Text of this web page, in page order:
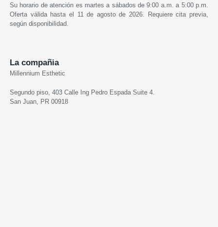
Su horario de atención es martes a sábados de 9:00 a.m. a 5:00 p.m.
Oferta válida hasta el 11 de agosto de 2026. Requiere cita previa,
según disponibilidad.
La compañia
Millennium Esthetic
Segundo piso, 403 Calle Ing Pedro Espada Suite 4.
San Juan, PR 00918